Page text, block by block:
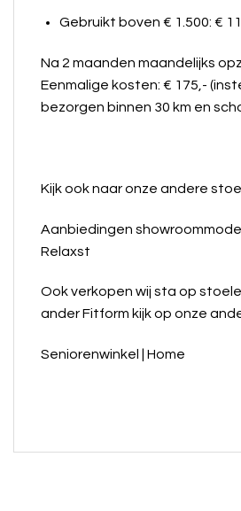
Gebruikt boven € 1.500: €
Na 2 maanden maandelijks
Eenmalige kosten: € 175,-
bezorgen binnen 30 km en
Kijk ook naar onze andere
Aanbiedingen
Relaxst
Ook verkopen wij sta op
ander Fitform kijk op onze
Seniorenwinkel | Home